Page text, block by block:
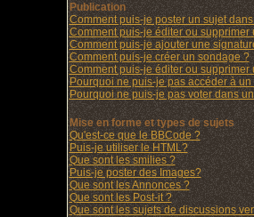
Publication
Comment puis-je poster un sujet
Comment puis-je éditer ou supprimer
Comment puis-je ajouter une
Comment puis-je créer un sondage ?
Comment puis-je éditer ou supprimer
Pourquoi ne puis-je pas accéder à un
Pourquoi ne puis-je pas voter dans
Mise en forme et types de sujets
Qu'est-ce que le BBCode ?
Puis-je utiliser le HTML?
Que sont les smilies ?
Puis-je poster des Images?
Que sont les Annonces ?
Que sont les Post-it ?
Que sont les sujets de discussions